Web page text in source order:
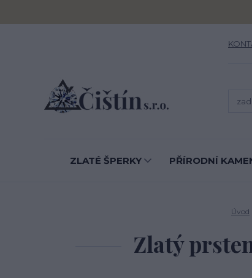
ZLATÉ ŠPERKY PŘÍRODNÍ
Úvod
Zlatý